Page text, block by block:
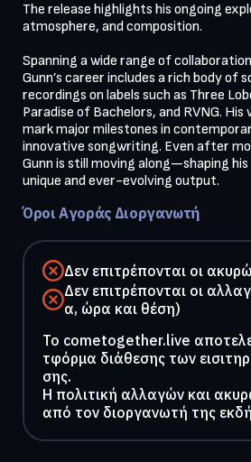
The release highlights his ongoing
atmosphere, and composition.
Spanning a wide range of
Gunn’s career includes a rich body of
recordings on labels such as Three
Paradise of Bachelors, and RVNG.
mark major milestones in
innovative songwriting. Even after
Gunn is still moving along—shaping
unique and ever-evolving output.
Όροι Αγοράς Διοργανωτή
Δεν επιτρέπονται οι
Δεν επιτρέπονται οι
α, ώρα και θέση)
To cometogether.live
τφόρμα διάθεσης των
σης.
Η πολιτική αλλαγών και
από τον διοργανωτή της